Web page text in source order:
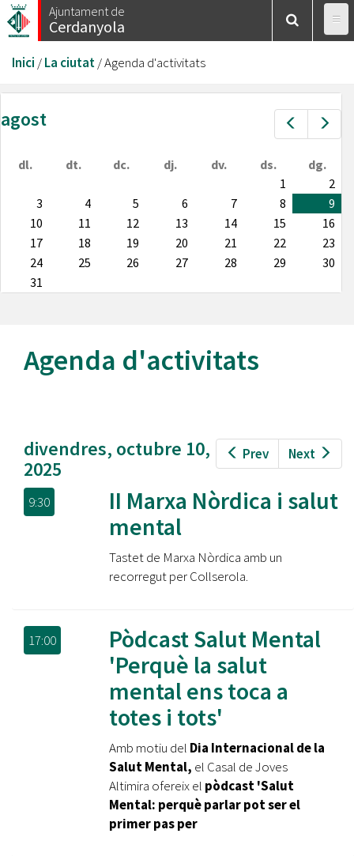
Vés
al
Ajuntament de
Cerdanyola
Esteu
aquí
Inici /La ciutat/Agenda d'activitats
Prev
agost
dl. dt. dc. dj. dv. ds.
dg.
1
2
3
4 5 6 7 8
9
10
11 12 13 14 15
16
17
18 19 20 21 22
23
24
25 26 27 28 29
30
31
Agenda d'activitats
Prev Next
divendres, octubre 10,
2025
9:30
II Marxa Nòrdica i salut
mental
Tastet de Marxa Nòrdica amb un
recorregut per Collserola.
17:00
Pòdcast Salut Mental
'Perquè la salut
mental ens toca a
totes i tots'
Amb motiu del Dia Internacional de la
Salut Mental, el Casal de Joves
Altimira ofereix el pòdcast 'Salut
Mental: perquè parlar pot ser el
primer pas per